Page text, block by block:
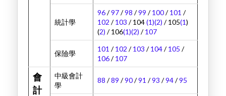
統計學
96/97/98 /99 /100/101 /
102 /103 / 104(1)(2) / 105(1)
(2) / 106(1)(2) /107
保險學
101 /102 /103 /104/105 /
106/107
會
計
中級會計
學
88 /89 /90/91 /93 /94/95